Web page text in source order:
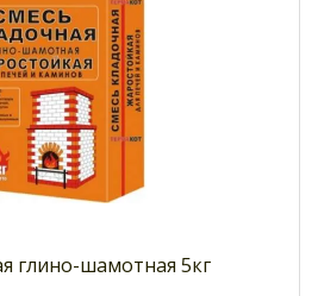
глино-шамотная 5кг